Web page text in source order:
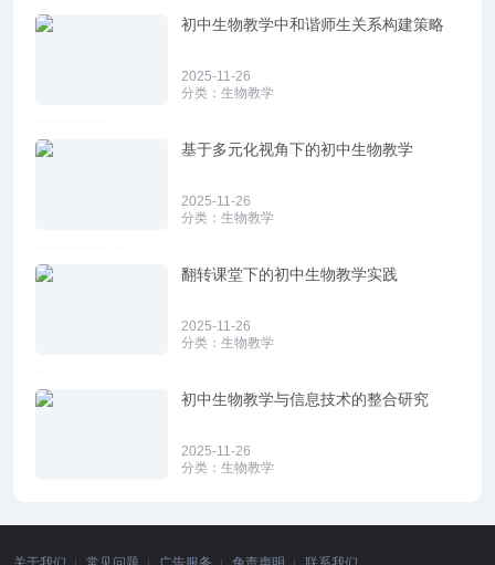
初中生物教学中和谐师生关系构建策略
2025-11-26
分类： 生物教学
基于多元化视角下的初中生物教学
2025-11-26
分类： 生物教学
翻转课堂下的初中生物教学实践
2025-11-26
分类： 生物教学
初中生物教学与信息技术的整合研究
2025-11-26
分类： 生物教学